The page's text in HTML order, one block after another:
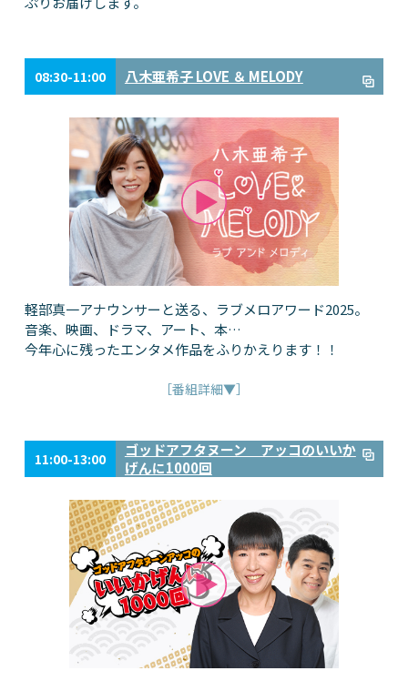
08:30-11:00 八木亜希子 LOVE ＆ MELODY
軽部真一アナウンサーと送る、ラブメロアワード2025。
音楽、映画、ドラマ、アート、本…
今年心に残ったエンタメ作品をふりかえります！！
［番組詳細▼］
11:00-13:00
ゴッドアフタヌーン アッコのいいか
げんに1000回